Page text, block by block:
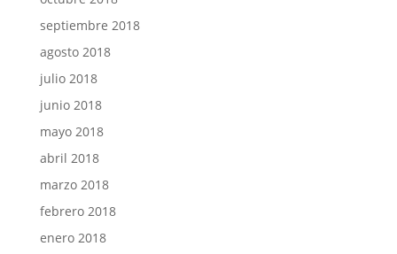
septiembre 2018
agosto 2018
julio 2018
junio 2018
mayo 2018
abril 2018
marzo 2018
febrero 2018
enero 2018